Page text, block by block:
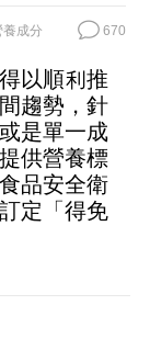
養成分 670
以順利推
趨勢，針
是單一成
供營養標
品安全衛
定「得免